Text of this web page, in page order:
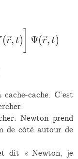
(r, t) Ψ(r, t)
cache. C’est
Newton prend
de côté autour de
dit « Newton, je